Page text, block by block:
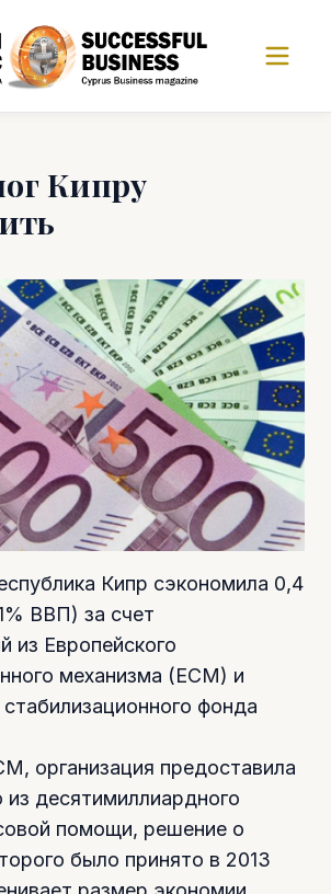
Кипру
Кипр сэкономила 0,4
ВВП) за счет
из Европейского
механизма (ЕСМ) и
стабилизационного фонда
организация предоставила
десятимиллиардного
помощи, решение о
было принято в 2013